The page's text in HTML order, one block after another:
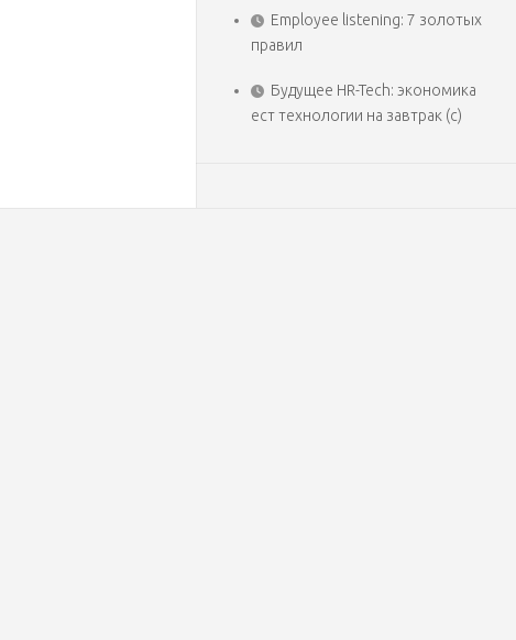
Employee listening: 7 золотых
правил
Будущее HR-Tech: экономика
ест технологии на завтрак (с)